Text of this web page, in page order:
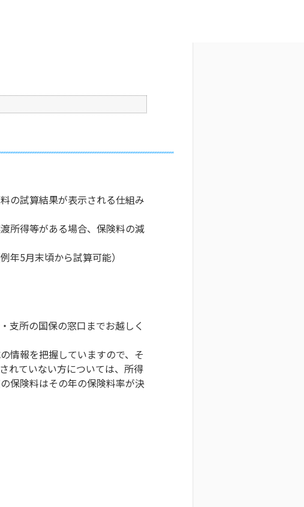
の試算結果が表示される仕組み
所得等がある場合、保険料の減
年5月末頃から試算可能）
支所の国保の窓口までお越しく
情報を把握していますので、そ
れていない方については、所得
保険料はその年の保険料率が決